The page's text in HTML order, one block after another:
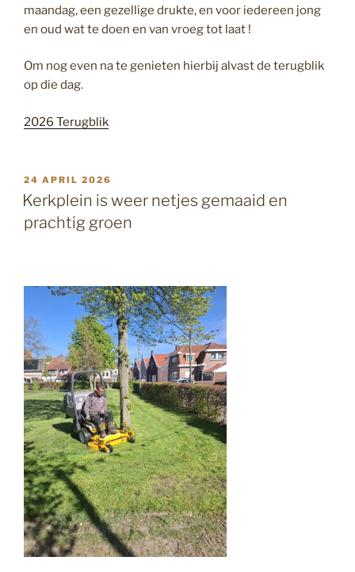
maandag, een gezellige drukte, en voor iedereen jong
en oud wat te doen en van vroeg tot laat !
Om nog even na te genieten hierbij alvast de terugblik
op die dag.
2026 Terugblik
GEPLAATST
OP
24 APRIL 2026
Kerkplein is weer netjes gemaaid en
prachtig groen